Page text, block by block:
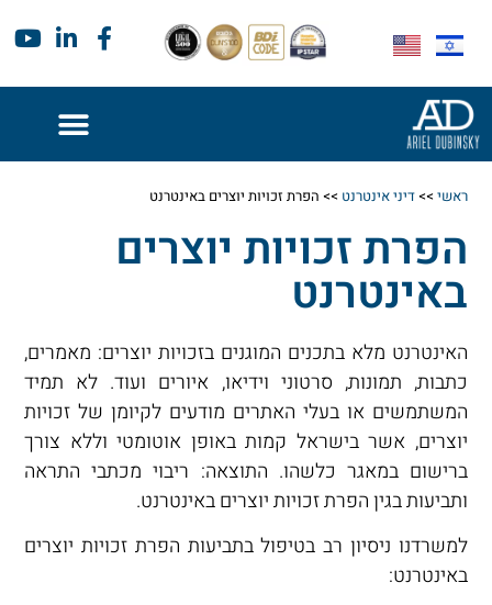
ראשי >>דיני אינטרנט >> הפרת זכויות יוצרים באינטרנט
הפרת זכויות יוצרים
באינטרנט
האינטרנט מלא בתכנים המוגנים בזכויות יוצרים: מאמרים,
כתבות, תמונות, סרטוני וידיאו, איורים ועוד. לא תמיד
המשתמשים או בעלי האתרים מודעים לקיומן של זכויות
יוצרים, אשר בישראל קמות באופן אוטומטי וללא צורך
ברישום במאגר כלשהו. התוצאה: ריבוי מכתבי התראה
ותביעות בגין הפרת זכויות יוצרים באינטרנט.
למשרדנו ניסיון רב בטיפול בתביעות הפרת זכויות יוצרים
באינטרנט: